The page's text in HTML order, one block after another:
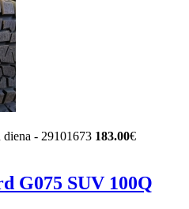
diena - 29101673 183.00€
G075 SUV 100Q